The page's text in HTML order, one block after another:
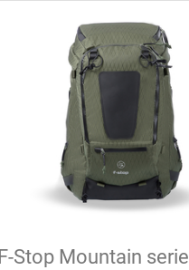
F-Stop Mountain